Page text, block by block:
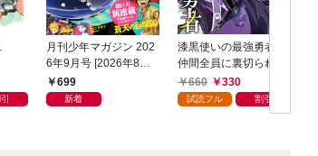
月刊少年マガジン 202
6年9月号 [2026年8月6
日発売]
699
新着
漆黒使いの最強勇者
仲間全員に裏切られた
ので最強の魔物と組み
ます 1巻
660 330
試読フル 割引